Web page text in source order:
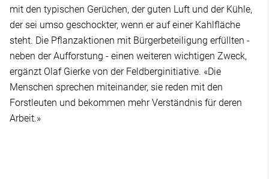
mit den typischen Gerüchen, der guten Luft und der Kühle,
der sei umso geschockter, wenn er auf einer Kahlfläche
steht. Die Pflanzaktionen mit Bürgerbeteiligung erfüllten -
neben der Aufforstung - einen weiteren wichtigen Zweck,
ergänzt Olaf Gierke von der Feldberginitiative. «Die
Menschen sprechen miteinander, sie reden mit den
Forstleuten und bekommen mehr Verständnis für deren
Arbeit.»